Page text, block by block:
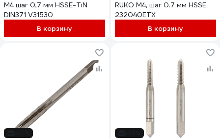
М4 шаг 0,7 мм HSSE-TiN
DIN371 V31530
В корзину
RUKO М4, шаг 0.7 мм HSSE
232040ETX
В корзину